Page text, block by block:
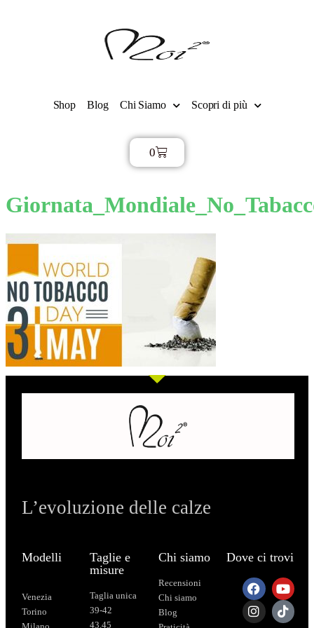
Shop Blog Chi Siamo Scopri di più
0
L’evoluzione delle calze
Modelli
Venezia
Torino
Taglie e
misure
Taglia unica
39-42
43.45
Chi siamo
Recensioni
Chi siamo
Blog
Dove ci trovi